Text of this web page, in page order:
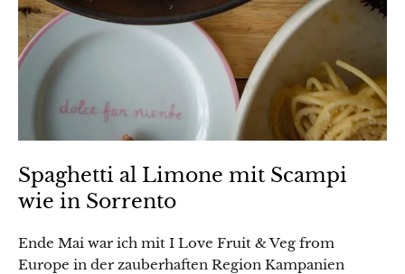
Spaghetti al Limone mit Scampi
wie in Sorrento
Ende Mai war ich mit I Love Fruit & Veg from
Europe in der zauberhaften Region Kampanien